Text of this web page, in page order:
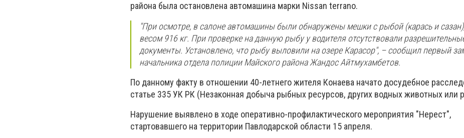
района была остановлена автомашина марки Nissan terrano.
"При осмотре, в салоне автомашины были обнаружены мешки с рыбой (карась и
весом 916 кг. При проверке на данную рыбу у водителя отсутствовали
документы. Установлено, что рыбу выловили на озере Карасор", – сообщил первый
начальника отдела полиции Майского района Жандос Айтмухамбетов.
По данному факту в отношении 40-летнего жителя Конаева начато досудебное
статье 335 УК РК (Незаконная добыча рыбных ресурсов, других водных животных или
Нарушение выявлено в ходе оперативно-профилактического мероприятия "Нерест",
стартовавшего на территории Павлодарской области 15 апреля.